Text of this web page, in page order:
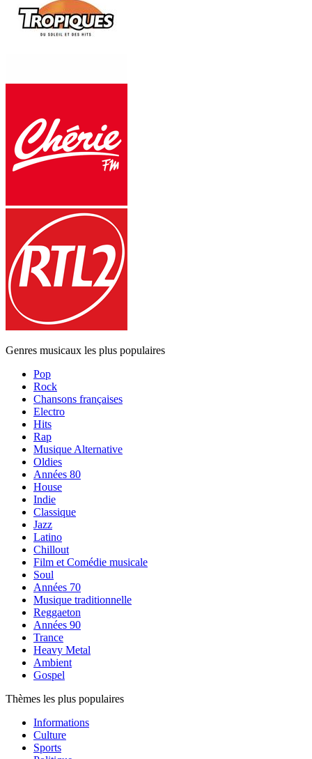
Genres musicaux les plus populaires
Pop
Rock
Chansons françaises
Electro
Hits
Rap
Musique Alternative
Oldies
Années 80
House
Indie
Classique
Jazz
Latino
Chillout
Film et Comédie musicale
Soul
Années 70
Musique traditionnelle
Reggaeton
Années 90
Trance
Heavy Metal
Ambient
Gospel
Thèmes les plus populaires
Informations
Culture
Sports